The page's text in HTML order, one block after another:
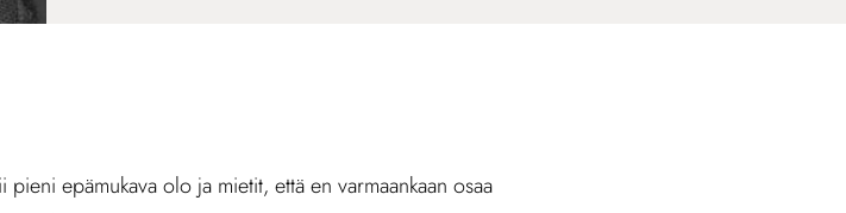
epämukava olo ja mietit, että en varmaankaan osaa